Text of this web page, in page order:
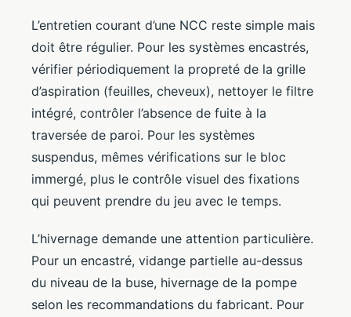
L’entretien courant d’une NCC reste simple mais
doit être régulier. Pour les systèmes encastrés,
vérifier périodiquement la propreté de la grille
d’aspiration (feuilles, cheveux), nettoyer le filtre
intégré, contrôler l’absence de fuite à la
traversée de paroi. Pour les systèmes
suspendus, mêmes vérifications sur le bloc
immergé, plus le contrôle visuel des fixations
qui peuvent prendre du jeu avec le temps.
L’hivernage demande une attention particulière.
Pour un encastré, vidange partielle au-dessus
du niveau de la buse, hivernage de la pompe
selon les recommandations du fabricant. Pour